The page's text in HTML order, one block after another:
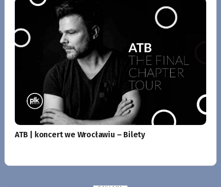
ATB | koncert we Wrocławiu – Bilety